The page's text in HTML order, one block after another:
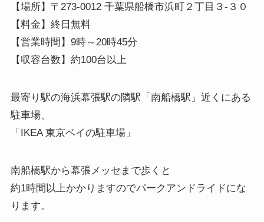
【場所】〒273-0012 千葉県船橋市浜町２丁目３-３０
【料金】終日無料
【営業時間】9時～20時45分
【収容台数】約100台以上
最寄り駅の海浜幕張駅の隣駅「南船橋駅」近くにある
駐車場、
「IKEA 東京ベイの駐車場」
南船橋駅から幕張メッセまで歩くと
約1時間以上かかりますのでパークアンドライドにな
ります。